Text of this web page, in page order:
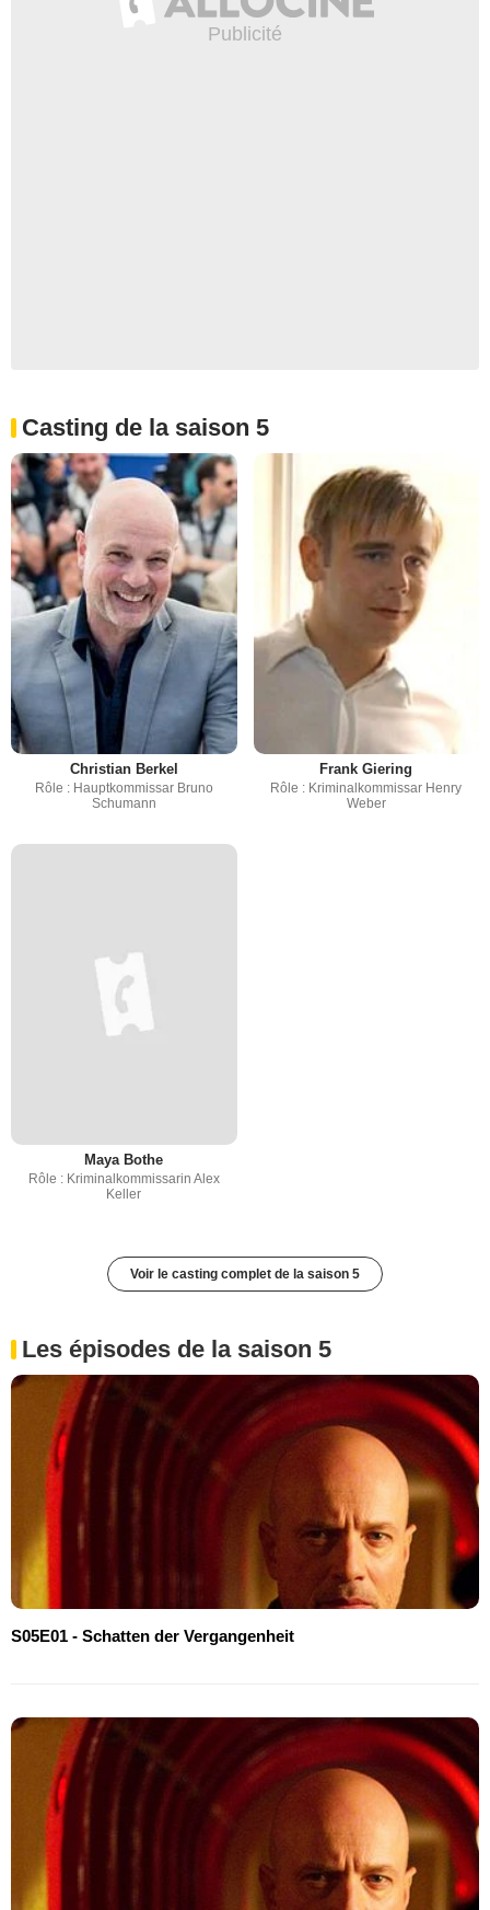
Casting de la saison 5
Christian Berkel
Rôle : Hauptkommissar Bruno
Schumann
Frank Giering
Rôle : Kriminalkommissar Henry
Weber
Maya Bothe
Rôle : Kriminalkommissarin Alex
Keller
Voir le casting complet de la saison 5
Les épisodes de la saison 5
S05E01 - Schatten der Vergangenheit